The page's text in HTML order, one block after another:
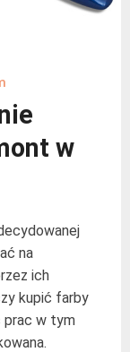
w
na
ich
kupić farby
prac w tym